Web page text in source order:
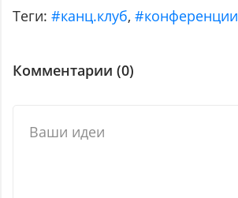
Теги: #канц.клуб,#конференции
Комментарии (0)